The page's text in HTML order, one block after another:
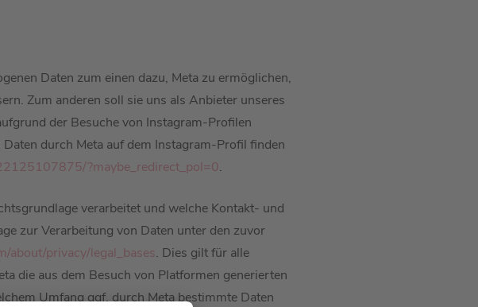
Daten zum einen dazu, Meta zu ermöglichen,
Zum anderen soll sie uns als Anbieter unseres
der Besuche von Instagram-Profilen
durch Meta auf dem Instagram-Profil finden
?maybe_redirect_pol=0.
verarbeitet und welche Kontakt- und
zur Verarbeitung von Daten unter den zuvor
about/privacy/legal_bases. Dies gilt für alle
die aus dem Besuch von Platformen generierten
Umfang ggf. durch Meta bestimmte Daten